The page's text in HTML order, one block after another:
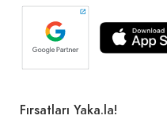
Fırsatları Yaka.la!